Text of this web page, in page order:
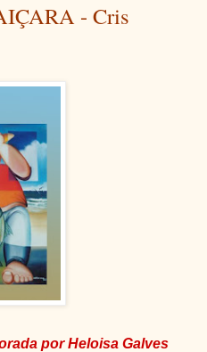
- Cris
por Heloisa Galves